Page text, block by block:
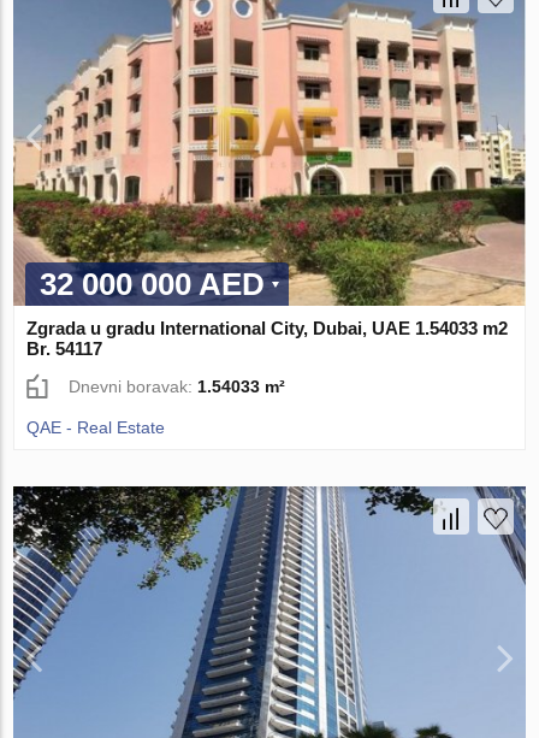
32 000 000 AED
Zgrada u gradu International City, Dubai, UAE 1.54033 m2
Br. 54117
Dnevni boravak:1.54033 m²
QAE - Real Estate